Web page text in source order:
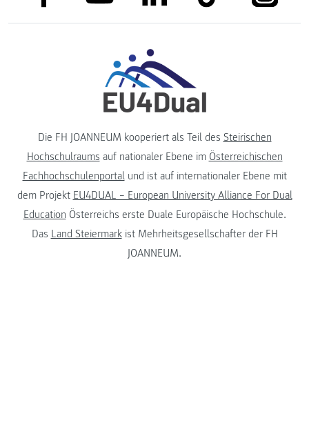
Die FH JOANNEUM kooperiert als Teil des Steirischen
Hochschulraums auf nationaler Ebene im Österreichischen
Fachhochschulenportalund ist auf internationaler Ebene mit
dem Projekt EU4DUAL – European University Alliance For Dual
Education Österreichs erste Duale Europäische Hochschule.
Das Land Steiermarkist Mehrheitsgesellschafter der FH
JOANNEUM.